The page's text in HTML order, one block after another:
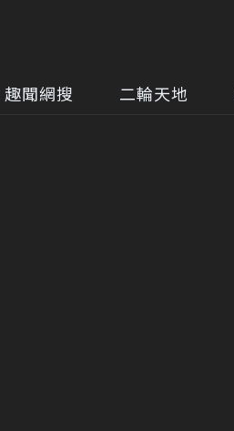
趣聞網搜 二輪天地